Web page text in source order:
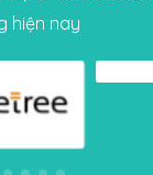
hiện nay